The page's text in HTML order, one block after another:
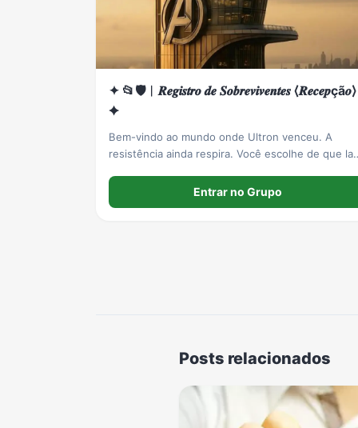
✦ 📂🛡️︱𝑹𝒆𝒈𝒊𝒔𝒕𝒓𝒐 𝒅𝒆 𝑺𝒐𝒃𝒓𝒆𝒗𝒊𝒗𝒆𝒏𝒕𝒆𝒔 ⟨𝑹𝒆𝒄𝒆𝒑çã𝒐⟩
✦
Bem-vindo ao mundo onde Ultron venceu. A
resistência ainda respira. Você escolhe de que
Entrar no Grupo
Posts relacionados